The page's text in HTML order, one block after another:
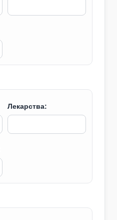
Лекарства: